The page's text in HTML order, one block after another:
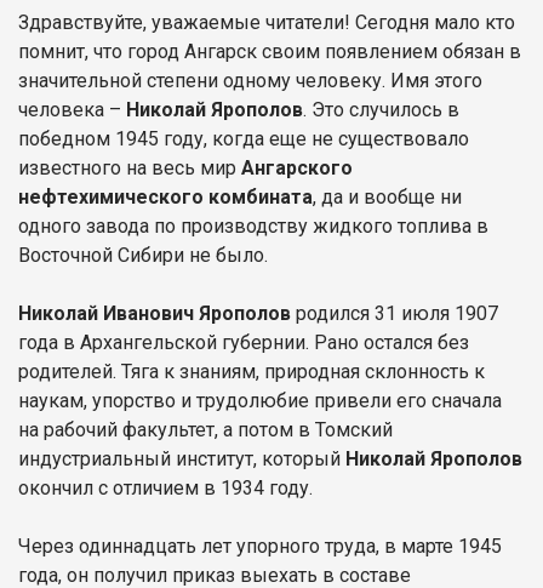
Здравствуйте, уважаемые читатели! Сегодня мало кто
помнит, что город Ангарск своим появлением обязан в
значительной степени одному человеку. Имя этого
человека – Николай Ярополов. Это случилось в
победном 1945 году, когда еще не существовало
известного на весь мир Ангарского
нефтехимического комбината, да и вообще ни
одного завода по производству жидкого топлива в
Восточной Сибири не было.
Николай Иванович Ярополов родился 31 июля 1907
года в Архангельской губернии. Рано остался без
родителей. Тяга к знаниям, природная склонность к
наукам, упорство и трудолюбие привели его сначала
на рабочий факультет, а потом в Томский
индустриальный институт, который Николай Ярополов
окончил с отличием в 1934 году.
Через одиннадцать лет упорного труда, в марте 1945
года, он получил приказ выехать в составе